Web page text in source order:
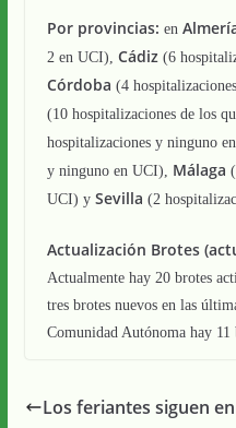
Por provincias: en
2 en UCI), Cádiz (6
Córdoba (4
(10 hospitalizaciones de los
hospitalizaciones y ninguno
y ninguno en UCI), Málaga
UCI) y Sevilla (2
Actualización Brotes
Actualmente hay 20 brotes
tres brotes nuevos en las
Comunidad Autónoma hay 11
Los feriantes siguen